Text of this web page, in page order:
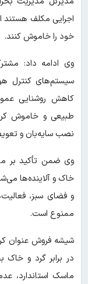
اجرایی مکلف هستند
خود را خاموش کنند.
وی ادامه داد:
سیستم‌های کنترل
کاهش روشنایی
طبیعی و خاموش
نصب سایه‌بان و
وی ضمن تأکید بر
خاک و آلاینده‌ها
و فضای سبز،
ممنوع است.
شیشه فروش عنوان
در برابر گرد و خاک
ماسک استاندارد،